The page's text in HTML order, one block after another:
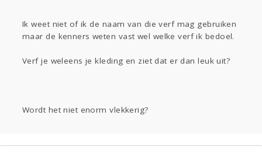
Gevraagd
Horen Doen
Zien
Lezen
Ik weet niet of ik de naam van die verf mag gebruiken
maar de kenners weten vast wel welke verf ik bedoel.
Verf je weleens je kleding en ziet dat er dan leuk uit?
Wordt het niet enorm vlekkerig?